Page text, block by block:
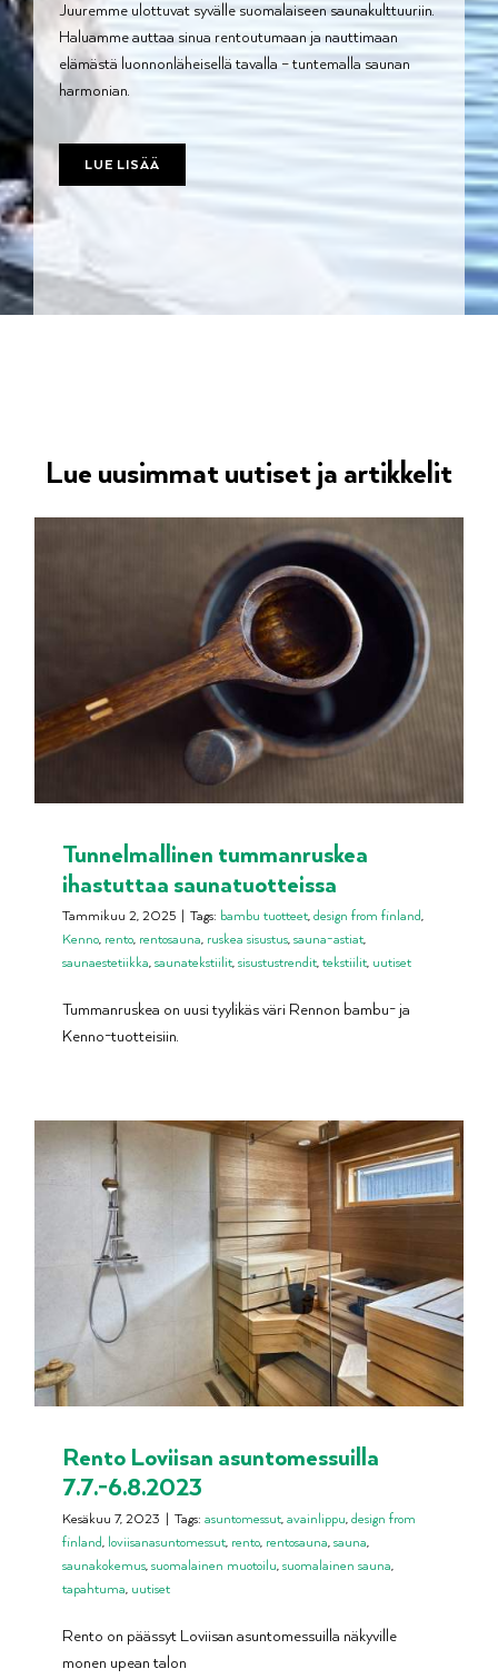
Juuremme ulottuvat syvälle suomalaiseen saunakulttuuriin.
Haluamme auttaa sinua rentoutumaan ja nauttimaan
elämästä luonnonläheisellä tavalla – tuntemalla saunan
harmonian.
LUE LISÄÄ
Lue uusimmat uutiset ja artikkelit
Tunnelmallinen tummanruskea
ihastuttaa saunatuotteissa
Tammikuu 2, 2025 | Tags: bambu tuotteet,design from finland,
Kenno, rento, rentosauna, ruskea sisustus,sauna-astiat,
saunaestetiikka,saunatekstiilit,sisustustrendit,tekstiilit, uutiset
Tummanruskea on uusi tyylikäs väri Rennon bambu- ja
Kenno-tuotteisiin.
Rento Loviisan asuntomessuilla
7.7.-6.8.2023
Kesäkuu 7, 2023 | Tags: asuntomessut,avainlippu,design from
finland, loviisanasuntomessut, rento, rentosauna,sauna,
saunakokemus,suomalainen muotoilu,suomalainen sauna,
tapahtuma, uutiset
Rento on päässyt Loviisan asuntomessuilla näkyville
monen upean talon